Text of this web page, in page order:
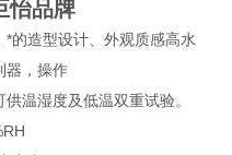
怡品牌
的造型设计、外观质感高水
器，操作
温湿度及低温双重试验。